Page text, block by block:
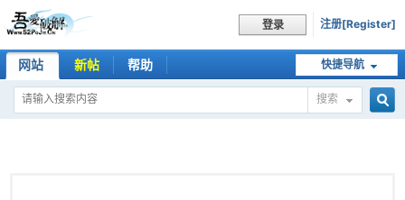
登录 注册[Register]
快捷导航
网站 新帖 帮助
搜索